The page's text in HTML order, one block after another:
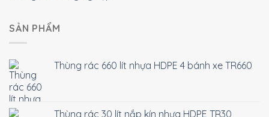
SẢN PHẨM
Thùng rác 660 lít nhựa HDPE 4 bánh xe TR660
Thùng rác 30 lít nắp kín nhựa HDPE TR30